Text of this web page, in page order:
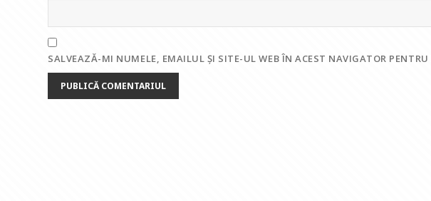
SALVEAZĂ-MI NUMELE, EMAILUL ȘI SITE-UL WEB ÎN ACEST NAVIGATOR